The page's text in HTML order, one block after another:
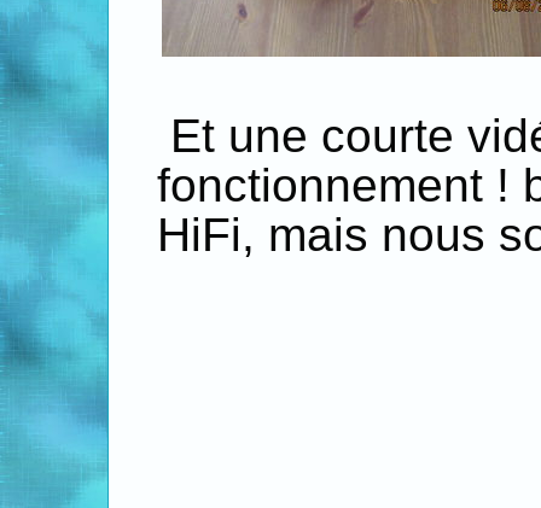
Et une courte
fonctionnement !
HiFi, mais nous